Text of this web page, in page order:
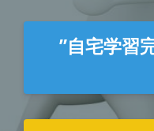
”自宅学習